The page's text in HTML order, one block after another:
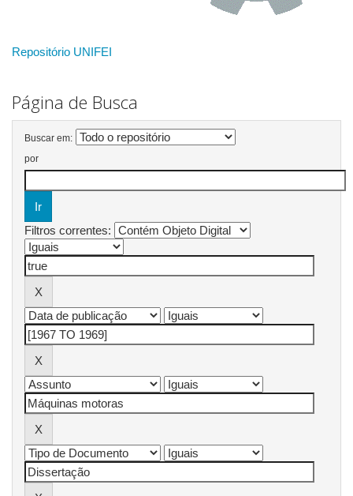
Repositório UNIFEI
Página de Busca
Buscar em:
por
Filtros correntes: